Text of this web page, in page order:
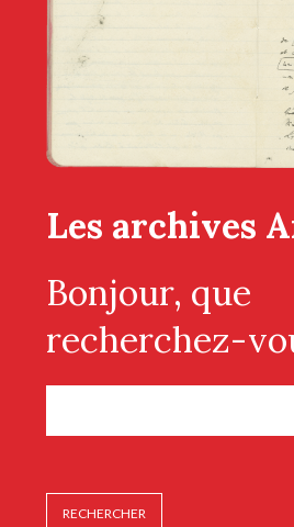
Les archives
Bonjour, que
recherchez-